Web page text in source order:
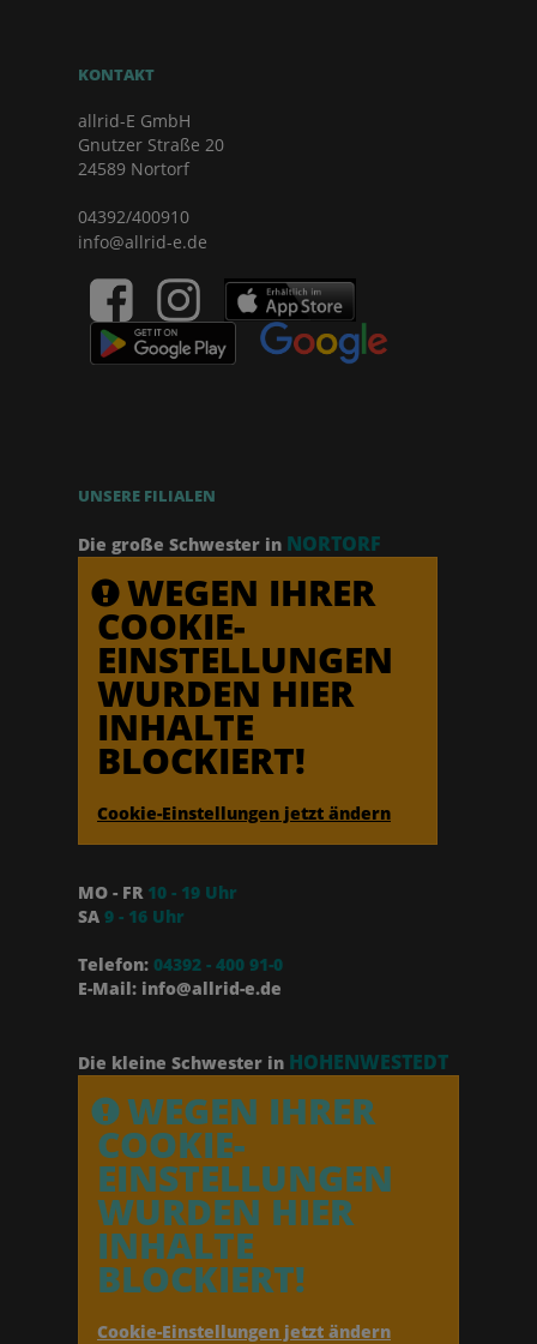
KONTAKT
allrid-E GmbH
Gnutzer Straße 20
24589 Nortorf
04392/400910
info@allrid-e.de
UNSERE FILIALEN
Die große Schwester in NORTORF
WEGEN IHRER
COOKIE-
EINSTELLUNGEN
WURDEN HIER
INHALTE
BLOCKIERT!
Cookie-Einstellungen jetzt ändern
MO - FR 10 - 19 Uhr
SA 9 - 16 Uhr
Telefon: 04392 - 400 91-0
E-Mail: info@allrid-e.de
Die kleine Schwester in HOHENWESTEDT
WEGEN IHRER
COOKIE-
EINSTELLUNGEN
WURDEN HIER
INHALTE
BLOCKIERT!
Cookie-Einstellungen jetzt ändern